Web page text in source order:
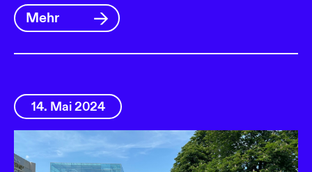
Mehr
14. Mai 2024